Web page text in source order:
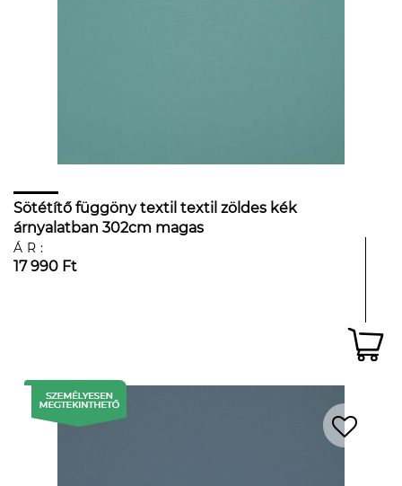
Sötétítő függöny textil textil zöldes kék
árnyalatban 302cm magas
ÁR:
17 990 Ft